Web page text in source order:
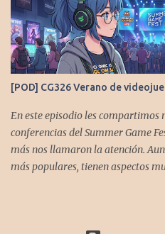
[POD] CG326 Verano de
En este episodio les compartimos
conferencias del Summer Game
más nos llamaron la atención.
más populares, tienen aspectos